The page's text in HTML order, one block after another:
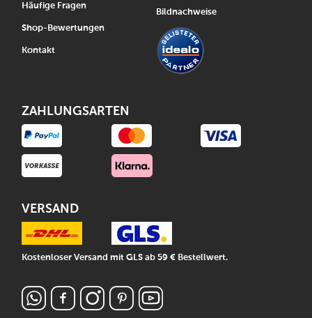
Häufige Fragen
Shop-Bewertungen
Kontakt
Bildnachweise
ZAHLUNGSARTEN
VERSAND
Kostenloser Versand mit GLS ab 59 € Bestellwert.